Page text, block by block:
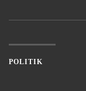
POLITIK